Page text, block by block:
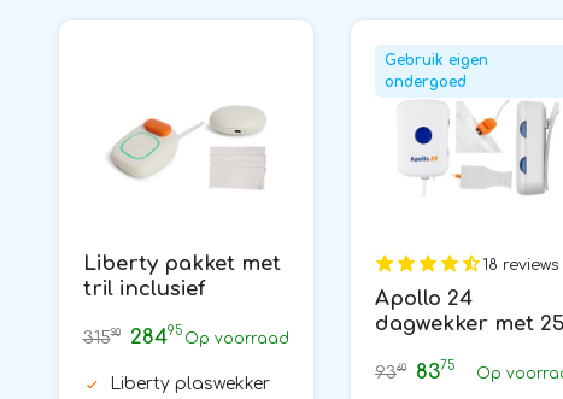
Liberty pakket met
tril inclusief
bedmat#1
31590 28495 Op voorraad
Liberty plaswekker
Gebruik eigen
ondergoed
18 reviews
Apollo 24
dagwekker met 25
9360 8375 Op